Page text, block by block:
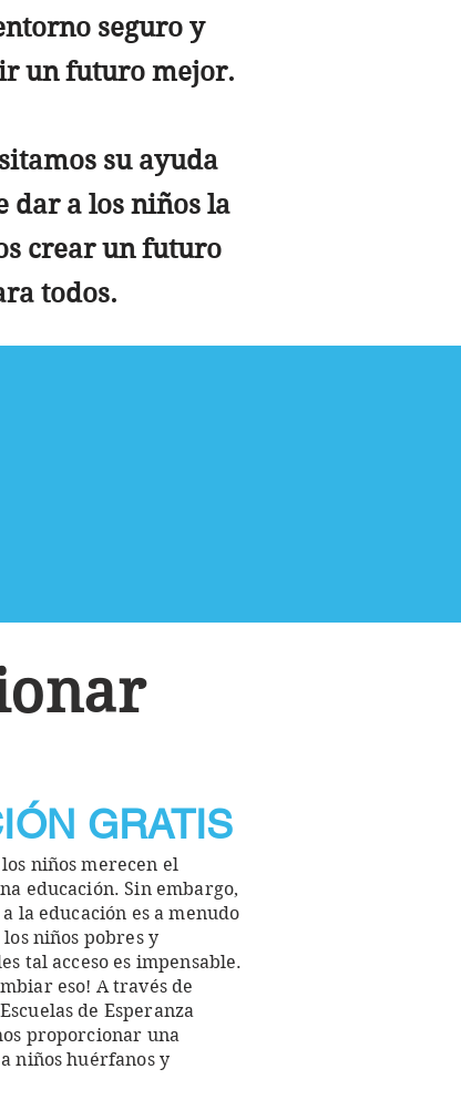
seguro y
un futuro mejor.
su ayuda
dar a los niños la
crear un futuro
todos.
GRATIS
niños merecen el
educación. Sin embargo,
a la educación es a menudo
niños pobres y
tal acceso es impensable.
eso! A través de
de Esperanza
proporcionar una
niños huérfanos y